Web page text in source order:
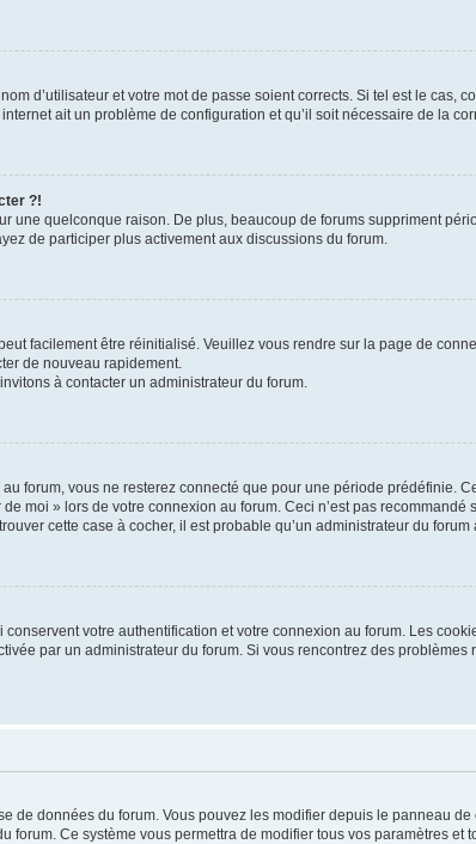
d’utilisateur et votre mot de passe soient corrects. Si tel est le cas,
ait un problème de configuration et qu’il soit nécessaire de la
?!
une quelconque raison. De plus, beaucoup de forums suppriment
de participer plus activement aux discussions du forum.
facilement être réinitialisé. Veuillez vous rendre sur la page de
de nouveau rapidement.
à contacter un administrateur du forum.
forum, vous ne resterez connecté que pour une période prédéfinie.
moi » lors de votre connexion au forum. Ceci n’est pas
cette case à cocher, il est probable qu’un administrateur du forum
votre authentification et votre connexion au forum. Les
par un administrateur du forum. Si vous rencontrez des
de données du forum. Vous pouvez les modifier depuis le panneau
Ce système vous permettra de modifier tous vos paramètres et